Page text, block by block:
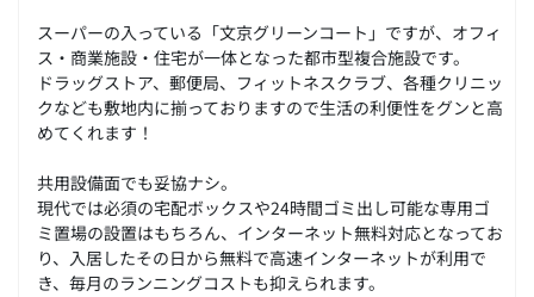
スーパーの入っている「文京グリーンコート」ですが、オフィ
ス・商業施設・住宅が一体となった都市型複合施設です。
ドラッグストア、郵便局、フィットネスクラブ、各種クリニッ
クなども敷地内に揃っておりますので生活の利便性をグンと高
めてくれます！
共用設備面でも妥協ナシ。
現代では必須の宅配ボックスや24時間ゴミ出し可能な専用ゴ
ミ置場の設置はもちろん、インターネット無料対応となってお
り、入居したその日から無料で高速インターネットが利用で
き、毎月のランニングコストも抑えられます。